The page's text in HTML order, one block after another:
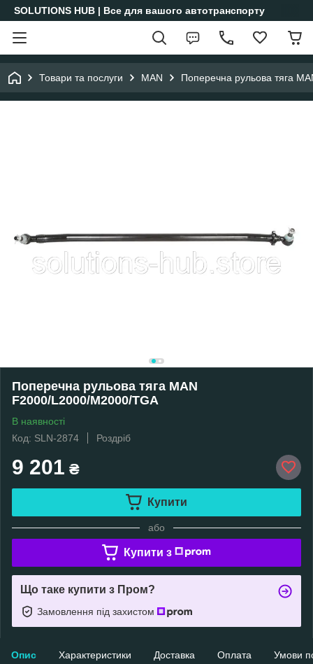
SOLUTIONS HUB | Все для вашого автотранспорту
Товари та послуги MAN Поперечна рульова тяга
Поперечна рульова тяга MAN
F2000/L2000/M2000/TGA
В наявності
Код: SLN-2874
Роздріб
9 201 ₴
Купити
або
Купити з
Що таке купити з Пром?
Замовлення під захистом
Опис Характеристики Доставка Оплата Умови